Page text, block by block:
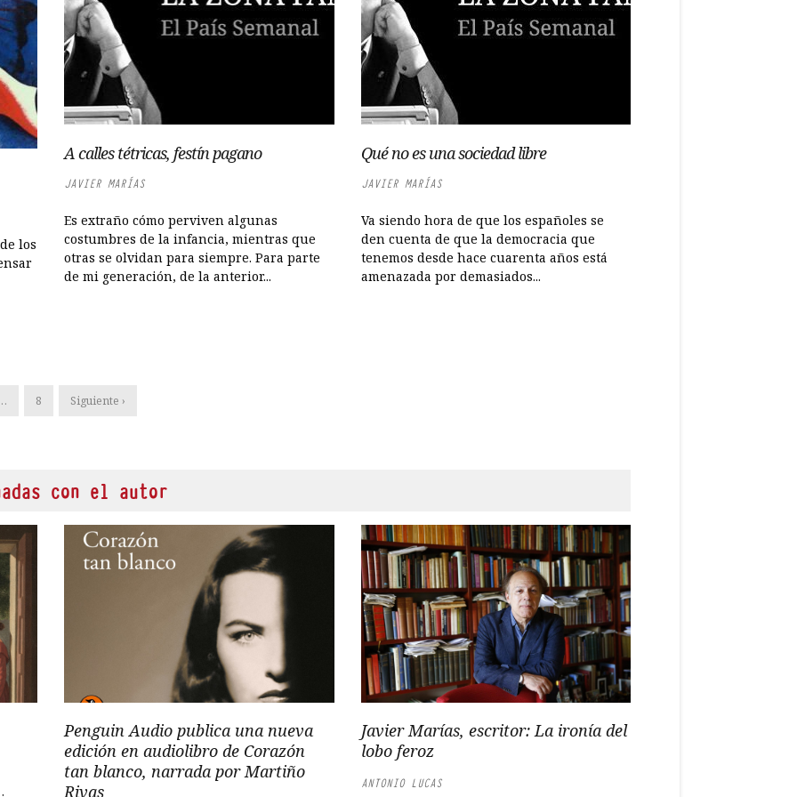
los
A calles tétricas, festín pagano
JAVIER MARÍAS
Es extraño cómo perviven algunas
costumbres de la infancia, mientras que
otras se olvidan para siempre. Para parte
de mi generación, de la anterior...
Qué no es una sociedad libre
JAVIER MARÍAS
Va siendo hora de que los españoles se
den cuenta de que la democracia que
tenemos desde hace cuarenta años está
amenazada por demasiados...
8 Siguiente ›
con el autor
Penguin Audio publica una nueva
edición en audiolibro de Corazón
tan blanco, narrada por Martiño
Rivas
Javier Marías, escritor: La ironía del
lobo feroz
ANTONIO LUCAS